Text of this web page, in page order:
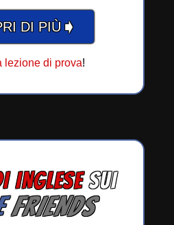
DI PIÙ➧
lezione di prova!
INGLESESUI
FRIENDS